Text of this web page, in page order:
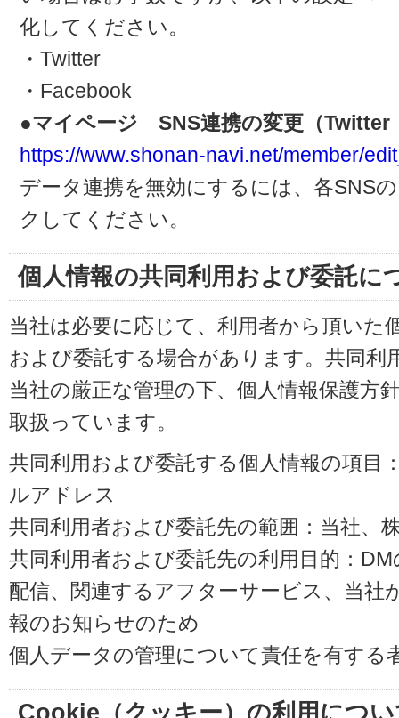
化してください。
・Twitter
・Facebook
●マイページ SNS連携の変更（Twitter
https://www.shonan-navi.net/member/
データ連携を無効にするには、各SNS
クしてください。
個人情報の共同利用および委託に
当社は必要に応じて、利用者から頂いた
および委託する場合があります。共同利
当社の厳正な管理の下、個人情報保護方
取扱っています。
共同利用および委託する個人情報の項目
ルアドレス
共同利用者および委託先の範囲：当社、
共同利用者および委託先の利用目的：
配信、関連するアフターサービス、当社
報のお知らせのため
個人データの管理について責任を有する
Cookie（クッキー）の利用につ